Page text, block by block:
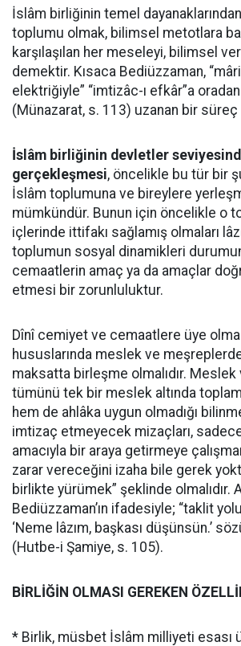
İslâm birliğinin temel
toplumu olmak, bilimsel metotlara
karşılaşılan her meseleyi, bilimsel
demektir. Kısaca Bediüzzaman,
elektriğiyle” “imtizâc-ı efkâr”a
(Münazarat, s. 113) uzanan bir
İslâm birliğinin devletler
gerçekleşmesi, öncelikle bu tür bir
İslâm toplumuna ve bireylere
mümkündür. Bunun için öncelikle o
içlerinde ittifakı sağlamış olmaları
toplumun sosyal dinamikleri
cemaatlerin amaç ya da amaçlar
etmesi bir zorunluluktur.
Dînî cemiyet ve cemaatlere üye
hususlarında meslek ve
maksatta birleşme olmalıdır.
tümünü tek bir meslek altında
hem de ahlâka uygun olmadığı
imtizaç etmeyecek mizaçları,
amacıyla bir araya getirmeye
zarar vereceğini izaha bile gerek
birlikte yürümek” şeklinde olmalıdır.
Bediüzzaman’ın ifadesiyle; “taklit
‘Neme lâzım, başkası düşünsün.’
(Hutbe-i Şamiye, s. 105).
BİRLİĞİN OLMASI GEREKEN
* Birlik, müsbet İslâm milliyeti esası